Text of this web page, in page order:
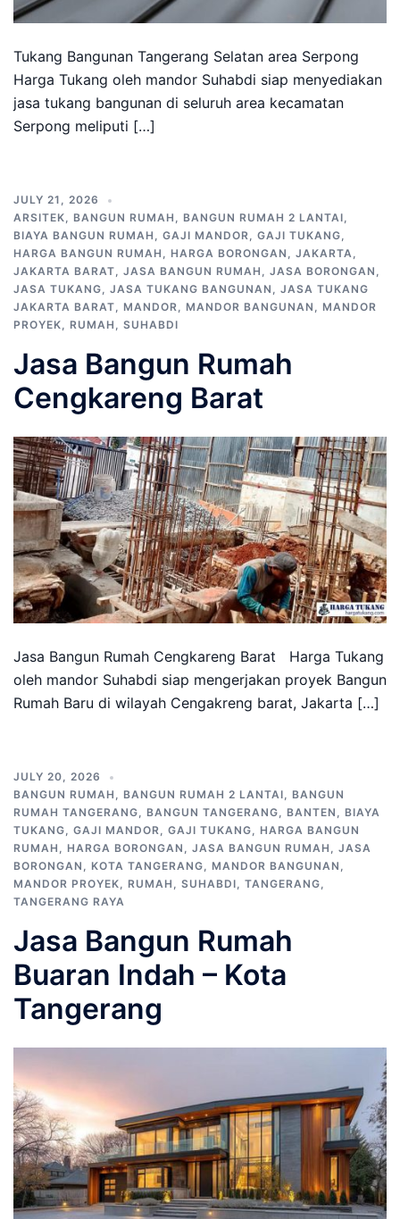
Tukang Bangunan Tangerang Selatan area Serpong
Harga Tukang oleh mandor Suhabdi siap menyediakan
jasa tukang bangunan di seluruh area kecamatan
Serpong meliputi […]
JULY 21, 2026
ARSITEK, BANGUN RUMAH , BANGUN RUMAH 2 LANTAI,
BIAYA BANGUN RUMAH , GAJI MANDOR, GAJI TUKANG,
HARGA BANGUN RUMAH , HARGA BORONGAN , JAKARTA,
JAKARTA BARAT, JASA BANGUN RUMAH , JASA BORONGAN ,
JASA TUKANG, JASA TUKANG BANGUNAN , JASA TUKANG
JAKARTA BARAT, MANDOR, MANDOR BANGUNAN , MANDOR
PROYEK, RUMAH , SUHABDI
Jasa Bangun Rumah
Cengkareng Barat
Jasa Bangun Rumah Cengkareng Barat Harga Tukang
oleh mandor Suhabdi siap mengerjakan proyek Bangun
Rumah Baru di wilayah Cengakreng barat, Jakarta […]
JULY 20, 2026
BANGUN RUMAH , BANGUN RUMAH 2 LANTAI, BANGUN
RUMAH TANGERANG, BANGUN TANGERANG, BANTEN , BIAYA
TUKANG, GAJI MANDOR, GAJI TUKANG, HARGA BANGUN
RUMAH , HARGA BORONGAN , JASA BANGUN RUMAH , JASA
BORONGAN , KOTA TANGERANG, MANDOR BANGUNAN ,
MANDOR PROYEK, RUMAH , SUHABDI, TANGERANG,
TANGERANG RAYA
Jasa Bangun Rumah
Buaran Indah – Kota
Tangerang